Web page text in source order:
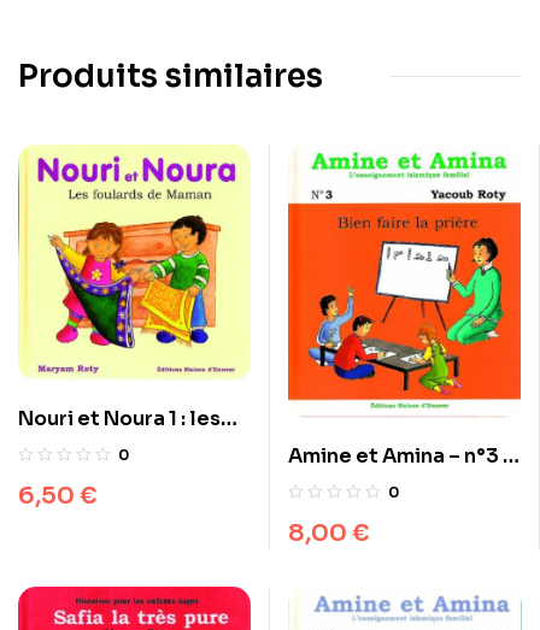
Produits similaires
Nouri et Noura 1 : les
foulards de Maman
0
6,50 €
Amine et Amina – n°3 :
Bien faire la prière
0
8,00 €